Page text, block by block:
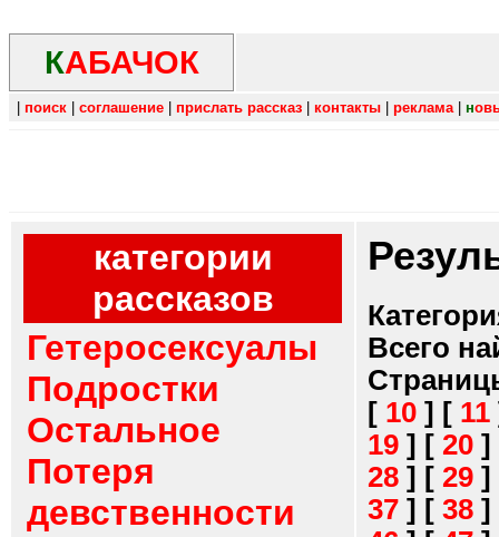
КАБАЧОК
поиск соглашение прислать рассказ контакты реклама| н
категории
рассказов
Гетеросексуалы
Подростки
Остальное
Потеря
девственности
Всего
[ 10 ] [ 11
19 ] [ 20 ]
28 ] [ 29 ]
37 ] [ 38 ]